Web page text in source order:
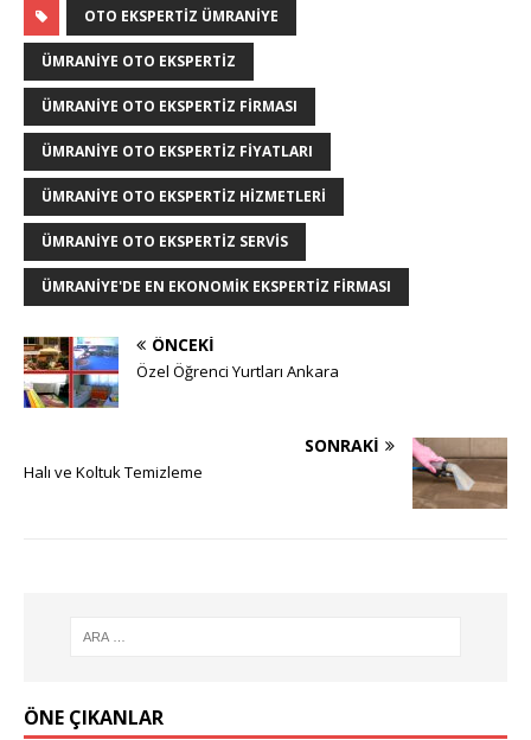
OTO EKSPERTIZ ÜMRANIYE
ÜMRANIYE OTO EKSPERTIZ
ÜMRANIYE OTO EKSPERTIZ FIRMASI
ÜMRANIYE OTO EKSPERTIZ FIYATLARI
ÜMRANIYE OTO EKSPERTIZ HIZMETLERI
ÜMRANIYE OTO EKSPERTIZ SERVIS
ÜMRANIYE'DE EN EKONOMIK EKSPERTIZ FIRMASI
ÖNCEKI
Özel Öğrenci Yurtları Ankara
SONRAKI
Halı ve Koltuk Temizleme
ÖNE ÇIKANLAR